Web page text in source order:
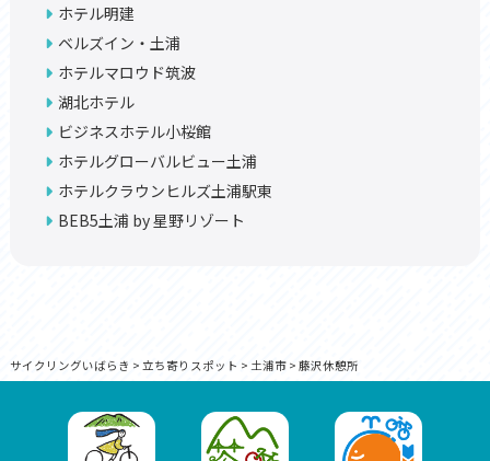
ホテル明建
ベルズイン・土浦
ホテルマロウド筑波
湖北ホテル
ビジネスホテル小桜館
ホテルグローバルビュー土浦
ホテルクラウンヒルズ土浦駅東
BEB5土浦 by 星野リゾート
サイクリングいばらき > 立ち寄りスポット > 土浦市> 藤沢休憩所